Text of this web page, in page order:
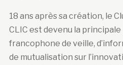
18 ans après sa création, le
CLIC est devenu la
francophone de veille,
de mutualisation sur